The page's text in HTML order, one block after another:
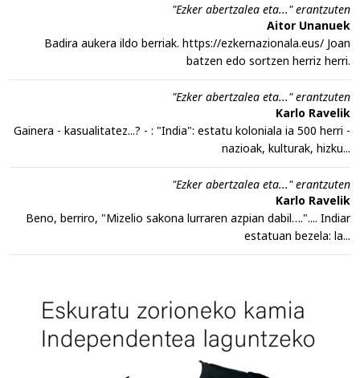
"Ezker abertzalea eta..." erantzuten
Aitor Unanuek
Badira aukera ildo berriak. https://ezkernazionala.eus/ Joan
batzen edo sortzen herriz herri.
"Ezker abertzalea eta..." erantzuten
Karlo Ravelik
Gainera - kasualitatez...? - : "India": estatu koloniala ia 500 herri -
nazioak, kulturak, hizku...
"Ezker abertzalea eta..." erantzuten
Karlo Ravelik
Beno, berriro, "Mizelio sakona lurraren azpian dabil….".... Indiar
estatuan bezela: la...